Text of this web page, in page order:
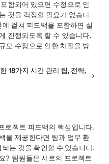
함되어 있으면 수정으로 인
것을 걱정할 필요가 없습니
걸쳐 피드백을 포함하면 실
진행되도록 할 수 있습니다.
모 수정으로 인한 차질을 방
18가지 시간 관리 팁, 전략,
로젝트 피드백의 핵심입니다.
을 제공한다면 팀과 업무 환
는 것을 확인할 수 있습니다.
? 팀원들은 서로의 프로젝트